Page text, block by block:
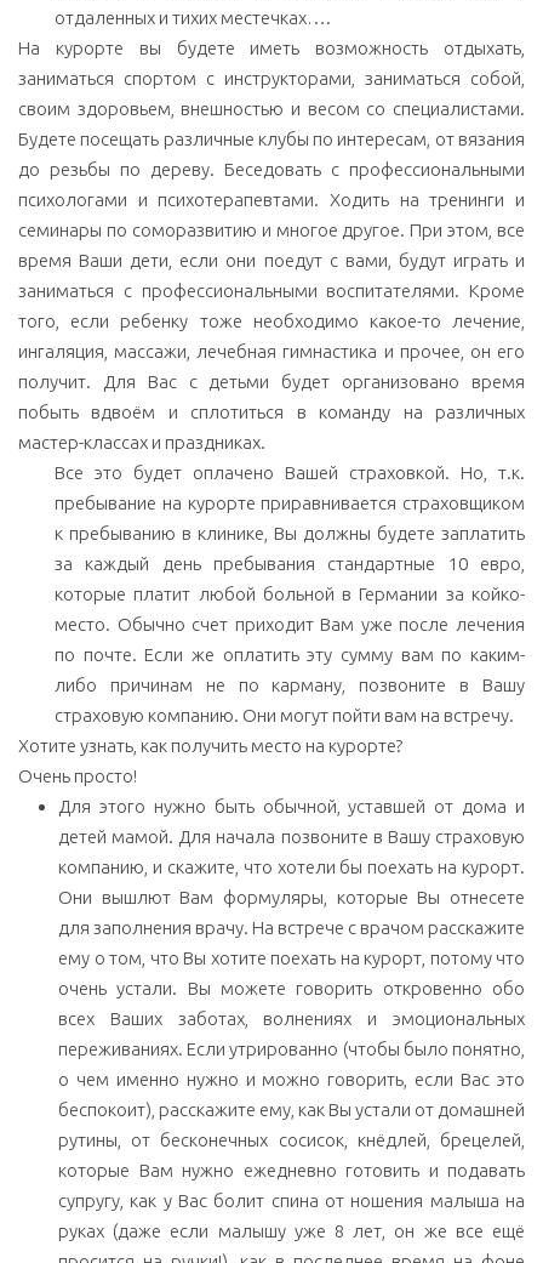
отдаленных и тихих местечках….
На курорте вы будете иметь возможность отдыхать,
заниматься спортом с инструкторами, заниматься собой,
своим здоровьем, внешностью и весом со специалистами.
Будете посещать различные клубы по интересам, от вязания
до резьбы по дереву. Беседовать с профессиональными
психологами и психотерапевтами. Ходить на тренинги и
семинары по соморазвитию и многое другое. При этом, все
время Ваши дети, если они поедут с вами, будут играть и
заниматься с профессиональными воспитателями. Кроме
того, если ребенку тоже необходимо какое-то лечение,
ингаляция, массажи, лечебная гимнастика и прочее, он его
получит. Для Вас с детьми будет организовано время
побыть вдвоём и сплотиться в команду на различных
мастер-классах и праздниках.
Все это будет оплачено Вашей страховкой. Но, т.к.
пребывание на курорте приравнивается страховщиком
к пребыванию в клинике, Вы должны будете заплатить
за каждый день пребывания стандартные 10 евро,
которые платит любой больной в Германии за койко-
место. Обычно счет приходит Вам уже после лечения
по почте. Если же оплатить эту сумму вам по каким-
либо причинам не по карману, позвоните в Вашу
страховую компанию. Они могут пойти вам на встречу.
Хотите узнать, как получить место на курорте?
Очень просто!
Для этого нужно быть обычной, уставшей от дома и
детей мамой. Для начала позвоните в Вашу страховую
компанию, и скажите, что хотели бы поехать на курорт.
Они вышлют Вам формуляры, которые Вы отнесете
для заполнения врачу. На встрече с врачом расскажите
ему о том, что Вы хотите поехать на курорт, потому что
очень устали. Вы можете говорить откровенно обо
всех Ваших заботах, волнениях и эмоциональных
переживаниях. Если утрированно (чтобы было понятно,
о чем именно нужно и можно говорить, если Вас это
беспокоит), расскажите ему, как Вы устали от домашней
рутины, от бесконечных сосисок, кнёдлей, брецелей,
которые Вам нужно ежедневно готовить и подавать
супругу, как у Вас болит спина от ношения малыша на
руках (даже если малышу уже 8 лет, он же все ещё